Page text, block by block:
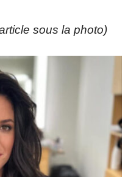
sous la photo)